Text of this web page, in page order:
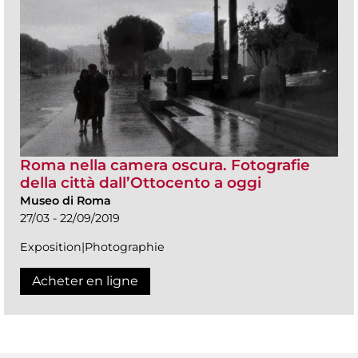
Roma nella camera oscura. Fotografie
della città dall’Ottocento a oggi
Museo di Roma
27/03 - 22/09/2019
Exposition|Photographie
Acheter en ligne